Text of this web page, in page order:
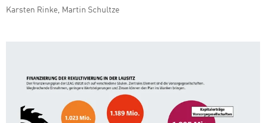
Karsten Rinke, Martin Schultze